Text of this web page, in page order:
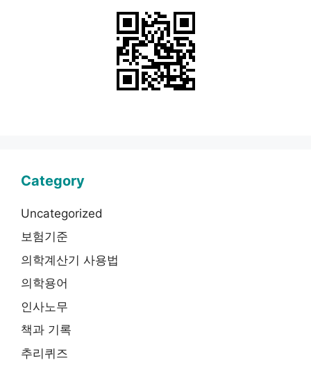
Category
Uncategorized
보험기준
의학계산기 사용법
의학용어
인사노무
책과 기록
추리퀴즈